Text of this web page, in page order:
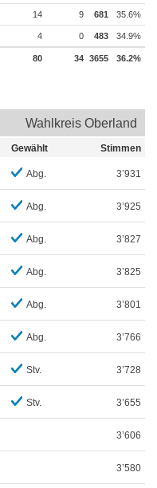
14 9 681 35.6%
4 0 483 34.9%
80 34 3655 36.2%
Wahlkreis Oberland
Gewählt Stimmen
Abg. 3’931
Abg. 3’925
Abg. 3’827
Abg. 3’825
Abg. 3’801
Abg. 3’766
Stv. 3’728
Stv. 3’655
3’606
3’580